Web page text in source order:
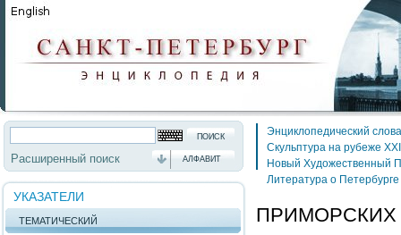
Расширенный поиск АЛФАВИТ
УКАЗАТЕЛИ
ТЕМАТИЧЕСКИЙ
Энциклопедический
Скульптура на рубеже
Новый Художественный
Литература о Петербурге
ПРИМОРСКИХ